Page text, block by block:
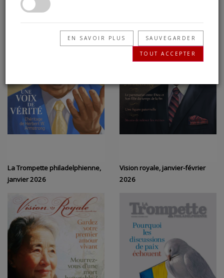
La Trompette philadelphienne,
janvier 2026
Vision royale, janvier-février
2026
EN SAVOIR PLUS SAUVEGARDER
TOUT ACCEPTER